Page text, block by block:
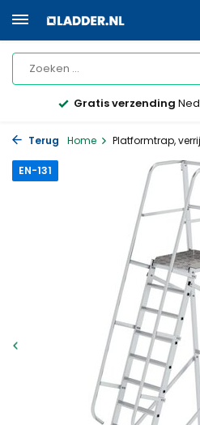
Gratis verzending
Terug Home Platformtrap,
EN-131